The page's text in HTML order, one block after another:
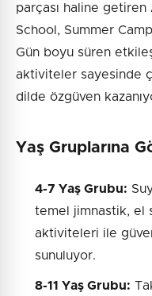
parçası haline
School, Summer
Gün boyu süren
aktiviteler sayesinde
dilde özgüven
Yaş Gruplarına
4-7 Yaş Grubu:
temel jimnastik, el
aktiviteleri ile
sunuluyor.
8-11 Yaş Grubu: